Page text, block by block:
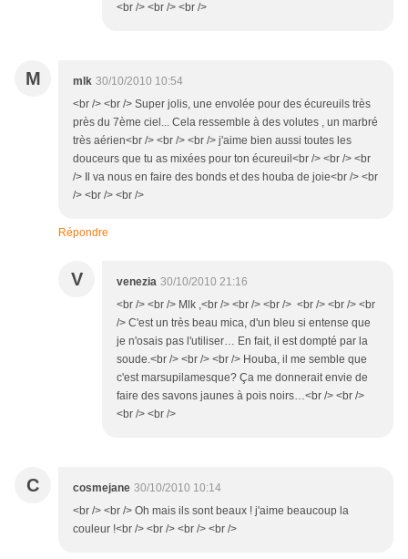
<br /> <br /> <br />
M mlk 30/10/2010 10:54
<br /> <br /> Super jolis, une envolée pour des écureuils très
près du 7ème ciel... Cela ressemble à des volutes , un marbré
très aérien<br /> <br /> <br /> j'aime bien aussi toutes les
douceurs que tu as mixées pour ton écureuil<br /> <br /> <br
/> Il va nous en faire des bonds et des houba de joie<br /> <br
/> <br /> <br />
Répondre
V venezia 30/10/2010 21:16
<br /> <br /> Mlk ,<br /> <br /> <br /> <br /> <br /> <br
/> C'est un très beau mica, d'un bleu si entense que
je n'osais pas l'utiliser… En fait, il est dompté par la
soude.<br /> <br /> <br /> Houba, il me semble que
c'est marsupilamesque? Ça me donnerait envie de
faire des savons jaunes à pois noirs…<br /> <br />
<br /> <br />
C cosmejane 30/10/2010 10:14
<br /> <br /> Oh mais ils sont beaux ! j'aime beaucoup la
couleur !<br /> <br /> <br /> <br />